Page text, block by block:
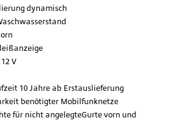
dynamisch
V
10 Jahre ab Erstauslieferung
benötigter Mobilfunknetze
für nicht angelegteGurte vorn und